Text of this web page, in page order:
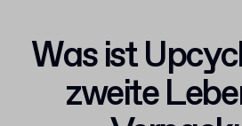
Was ist
zweite